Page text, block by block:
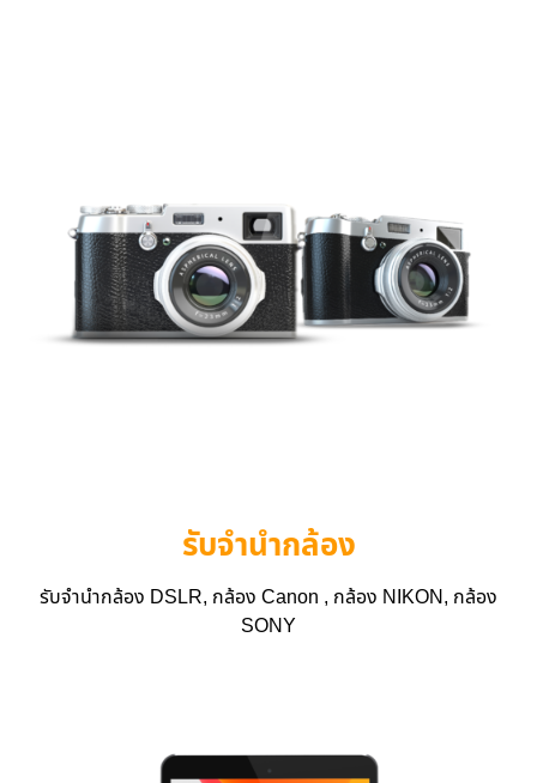
รับจำนำกล้อง
รับจำนำกล้อง DSLR, กล้อง Canon , กล้อง NIKON, กล้อง
SONY